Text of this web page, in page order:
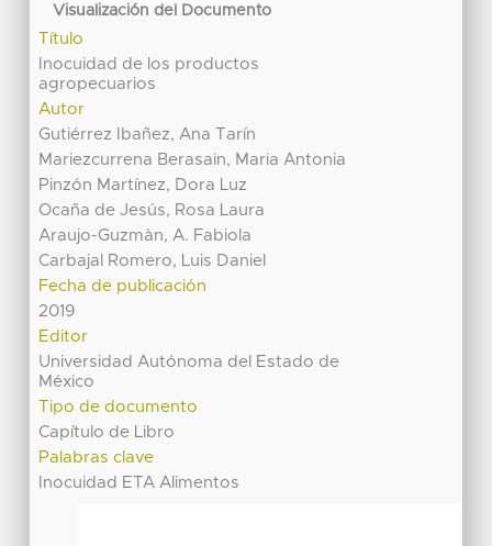
Visualización del Documento
Título
Inocuidad de los productos
agropecuarios
Autor
Gutiérrez Ibañez, Ana Tarín
Mariezcurrena Berasain, Maria Antonia
Pinzón Martínez, Dora Luz
Ocaña de Jesús, Rosa Laura
Araujo-Guzmàn, A. Fabiola
Carbajal Romero, Luis Daniel
Fecha de publicación
2019
Editor
Universidad Autónoma del Estado de
México
Tipo de documento
Capítulo de Libro
Palabras clave
Inocuidad ETA Alimentos